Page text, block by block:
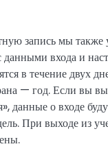
запись мы также
данными входа и
в течение двух
— год. Если вы
данные о входе
При выходе из